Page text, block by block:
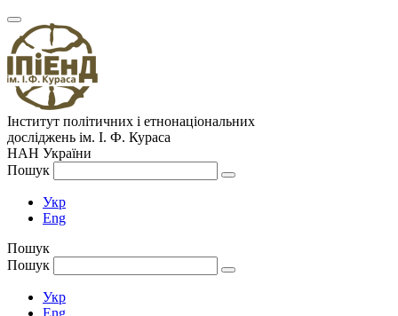
Інститут політичних і етнонаціональних
досліджень ім. І. Ф. Кураса
НАН України
Пошук
Укр
Eng
Пошук
Пошук
Укр
Eng